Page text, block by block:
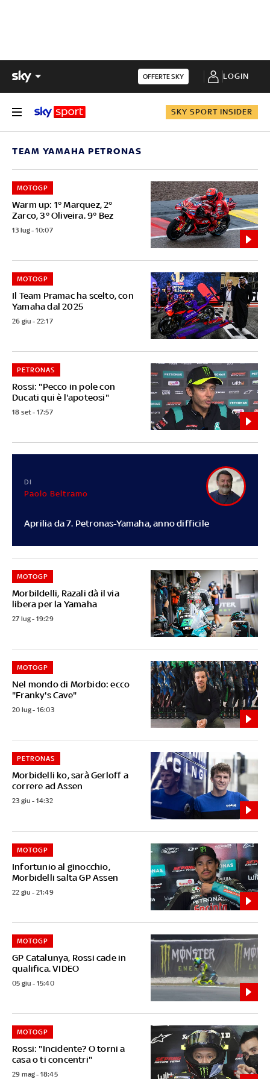
OFFERTE SKY LOGIN
SKY SPORT INSIDER
TEAM YAMAHA PETRONAS
Warm up: 1° Marquez, 2°
Zarco, 3° Oliveira. 9° Bez
MOTOGP
13 lug - 10:07
Il Team Pramac ha scelto, con
Yamaha dal 2025
MOTOGP
26 giu - 22:17
Rossi: "Pecco in pole con
Ducati qui è l'apoteosi"
PETRONAS
18 set - 17:57
Aprilia da 7. Petronas-Yamaha, anno difficile
DI
Paolo Beltramo
Morbildelli, Razali dà il via
libera per la Yamaha
MOTOGP
27 lug - 19:29
Nel mondo di Morbido: ecco
"Franky's Cave"
MOTOGP
20 lug - 16:03
Morbidelli ko, sarà Gerloff a
correre ad Assen
PETRONAS
23 giu - 14:32
Infortunio al ginocchio,
Morbidelli salta GP Assen
MOTOGP
22 giu - 21:49
GP Catalunya, Rossi cade in
qualifica. VIDEO
MOTOGP
05 giu - 15:40
Rossi: "Incidente? O torni a
casa o ti concentri"
MOTOGP
29 mag - 18:45